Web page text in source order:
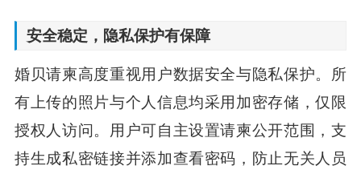
安全稳定，隐私保护有保障
婚贝请柬高度重视用户数据安全与隐私保护。所
有上传的照片与个人信息均采用加密存储，仅限
授权人访问。用户可自主设置请柬公开范围，支
持生成私密链接并添加查看密码，防止无关人员